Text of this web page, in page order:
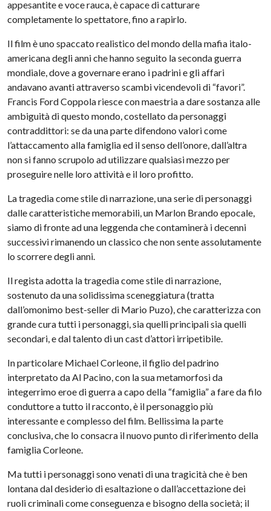
appesantite e voce rauca, è capace di catturare
completamente lo spettatore, fino a rapirlo.
Il film è uno spaccato realistico del mondo della mafia italo-
americana degli anni che hanno seguito la seconda guerra
mondiale, dove a governare erano i padrini e gli affari
andavano avanti attraverso scambi vicendevoli di “favori”.
Francis Ford Coppola riesce con maestria a dare sostanza alle
ambiguità di questo mondo, costellato da personaggi
contraddittori: se da una parte difendono valori come
l’attaccamento alla famiglia ed il senso dell’onore, dall’altra
non si fanno scrupolo ad utilizzare qualsiasi mezzo per
proseguire nelle loro attività e il loro profitto.
La tragedia come stile di narrazione, una serie di personaggi
dalle caratteristiche memorabili, un Marlon Brando epocale,
siamo di fronte ad una leggenda che contaminerà i decenni
successivi rimanendo un classico che non sente assolutamente
lo scorrere degli anni.
Il regista adotta la tragedia come stile di narrazione,
sostenuto da una solidissima sceneggiatura (tratta
dall’omonimo best-seller di Mario Puzo), che caratterizza con
grande cura tutti i personaggi, sia quelli principali sia quelli
secondari, e dal talento di un cast d’attori irripetibile.
In particolare Michael Corleone, il figlio del padrino
interpretato da Al Pacino, con la sua metamorfosi da
integerrimo eroe di guerra a capo della “famiglia” a fare da filo
conduttore a tutto il racconto, è il personaggio più
interessante e complesso del film. Bellissima la parte
conclusiva, che lo consacra il nuovo punto di riferimento della
famiglia Corleone.
Ma tutti i personaggi sono venati di una tragicità che è ben
lontana dal desiderio di esaltazione o dall’accettazione dei
ruoli criminali come conseguenza e bisogno della società; il